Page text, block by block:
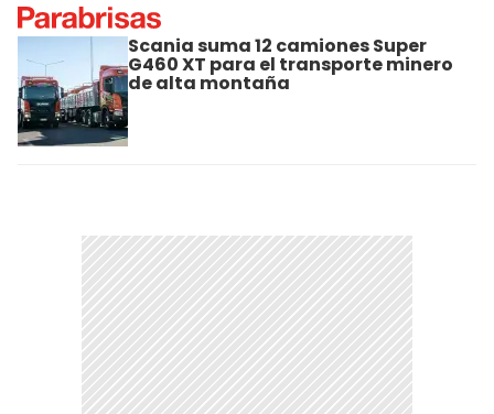
Scania suma 12 camiones Super
G460 XT para el transporte minero
de alta montaña